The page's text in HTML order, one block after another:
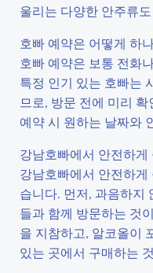
울리는 다양한 안주류
호빠 예약은 어떻게 하
호빠 예약은 보통 전화
특정 인기 있는 호빠는
므로, 방문 전에 미리
예약 시 원하는 날짜와
강남호빠에서 안전하게
강남호빠에서 안전하
습니다. 먼저, 과음하지
들과 함께 방문하는 것
을 지참하고, 알코올이
있는 곳에서 구매하는